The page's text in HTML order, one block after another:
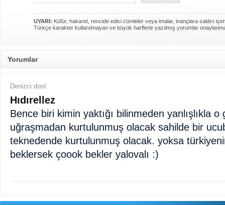
UYARI: Küfür, hakaret, rencide edici cümleler veya imalar, inançlara saldırı
Türkçe karakter kullanılmayan ve büyük harflerle yazılmış yorumlar
Yorumlar
Denizci dost
Hıdırellez
Bence biri kimin yaktığı bilinmeden yanlışlıkla
uğraşmadan kurtulunmuş olacak sahilde bir
teknedende kurtulunmuş olacak. yoksa
beklersek çoook bekler yalovalı :)